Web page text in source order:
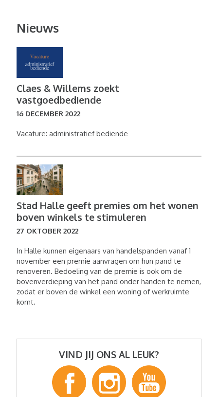
Nieuws
Claes & Willems zoekt
vastgoedbediende
16 DECEMBER 2022
Vacature: administratief bediende
Stad Halle geeft premies om het wonen
boven winkels te stimuleren
27 OKTOBER 2022
In Halle kunnen eigenaars van handelspanden vanaf 1
november een premie aanvragen om hun pand te
renoveren. Bedoeling van de premie is ook om de
bovenverdieping van het pand onder handen te nemen,
zodat er boven de winkel een woning of werkruimte
komt.
VIND JIJ ONS AL LEUK?